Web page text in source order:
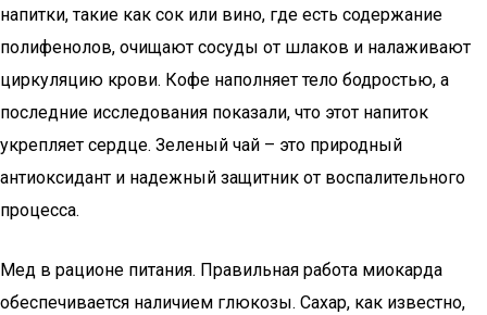
напитки, такие как сок или вино, где есть содержание
полифенолов, очищают сосуды от шлаков и налаживают
циркуляцию крови. Кофе наполняет тело бодростью, а
последние исследования показали, что этот напиток
укрепляет сердце. Зеленый чай – это природный
антиоксидант и надежный защитник от воспалительного
процесса.
Мед в рационе питания. Правильная работа миокарда
обеспечивается наличием глюкозы. Сахар, как известно,